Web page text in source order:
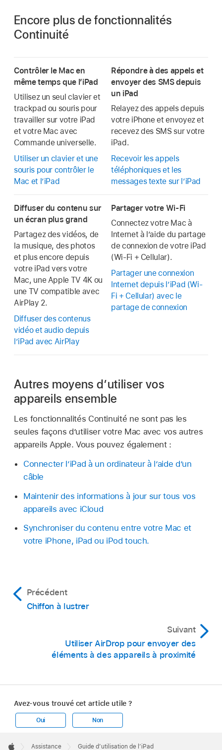
Encore plus de fonctionnalités
Continuité
Contrôler le Mac en
même temps que l’iPad
Utilisez un seul clavier et
trackpad ou souris pour
travailler sur votre iPad
et votre Mac avec
Commande universelle.
Utiliser un clavier et une
souris pour contrôler le
Mac et l’iPad
Répondre à des appels et
envoyer des SMS depuis
un iPad
Relayez des appels depuis
votre iPhone et envoyez et
recevez des SMS sur votre
iPad.
Recevoir les appels
téléphoniques et les
messages texte sur l’iPad
Diffuser du contenu sur
un écran plus grand
Partagez des vidéos, de
la musique, des photos
et plus encore depuis
votre iPad vers votre
Mac, une Apple TV 4K ou
une TV compatible avec
AirPlay 2.
Diffuser des contenus
vidéo et audio depuis
l’iPad avec AirPlay
Partager votre Wi-Fi
Connectez votre Mac à
Internet à l’aide du partage
de connexion de votre iPad
(Wi-Fi + Cellular).
Partager une connexion
Internet depuis l’iPad (Wi-
Fi + Cellular) avec le
partage de connexion
Autres moyens d’utiliser vos
appareils ensemble
Les fonctionnalités Continuité ne sont pas les
seules façons d’utiliser votre Mac avec vos autres
appareils Apple. Vous pouvez également :
Connecter l’iPad à un ordinateur à l’aide d’un
câble
Maintenir des informations à jour sur tous vos
appareils avec iCloud
Synchroniser du contenu entre votre Mac et
votre iPhone, iPad ou iPod touch.
Précédent
Chiffon à lustrer
Suivant
Utiliser AirDrop pour envoyer des
éléments à des appareils à proximité
Avez-vous trouvé cet article utile ?
Oui Non
Footer
 Assistance Guide d’utilisation de l’iPad